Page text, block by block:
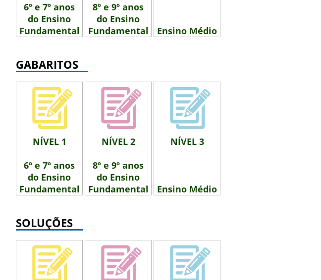
6º e 7º anos
do Ensino
Fundamental
8º e 9º anos
do Ensino
Fundamental
Ensino Médio
GABARITOS
NÍVEL 1
6º e 7º anos
do Ensino
Fundamental
NÍVEL 2
8º e 9º anos
do Ensino
Fundamental
NÍVEL 3
Ensino Médio
SOLUÇÕES